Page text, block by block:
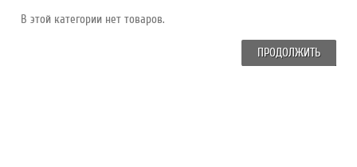
В этой категории нет товаров.
ПРОДОЛЖИТЬ